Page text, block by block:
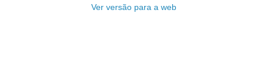
Ver versão para a web